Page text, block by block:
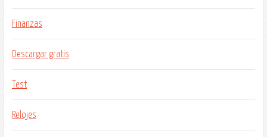
Finanzas
Descargar gratis
Test
Relojes